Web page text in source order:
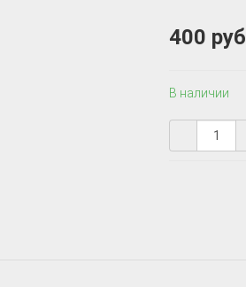
400 руб
В наличии